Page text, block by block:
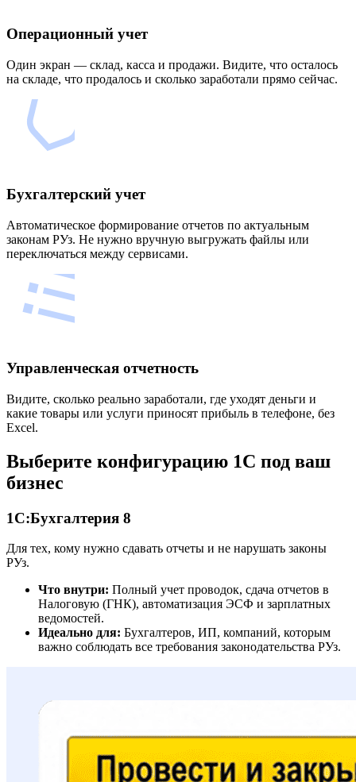
Операционный учет
Один экран — склад, касса и продажи. Видите, что осталось
на складе, что продалось и сколько заработали прямо сейчас.
Бухгалтерский учет
Автоматическое формирование отчетов по актуальным
законам РУз. Не нужно вручную выгружать файлы или
переключаться между сервисами.
Управленческая отчетность
Видите, сколько реально заработали, где уходят деньги и
какие товары или услуги приносят прибыль в телефоне, без
Excel.
Выберите конфигурацию 1С под ваш
бизнес
1С:Бухгалтерия 8
Для тех, кому нужно сдавать отчеты и не нарушать законы
РУз.
Что внутри: Полный учет проводок, сдача отчетов в
Налоговую (ГНК), автоматизация ЭСФ и зарплатных
ведомостей.
Идеально для: Бухгалтеров, ИП, компаний, которым
важно соблюдать все требования законодательства РУз.